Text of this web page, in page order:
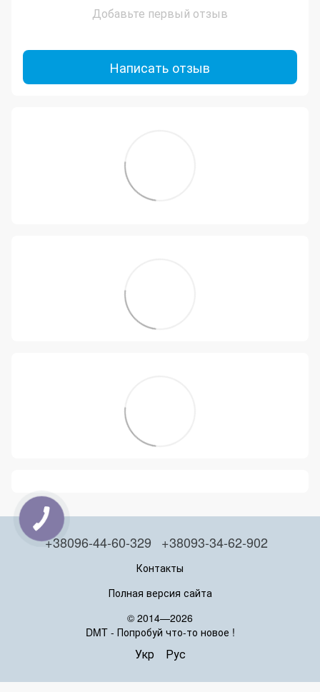
Добавьте первый отзыв
Написать отзыв
+38096-44-60-329 +38093-34-62-902
Контакты
Полная версия сайта
© 2014—2026
DMT - Попробуй что-то новое !
Укр Рус